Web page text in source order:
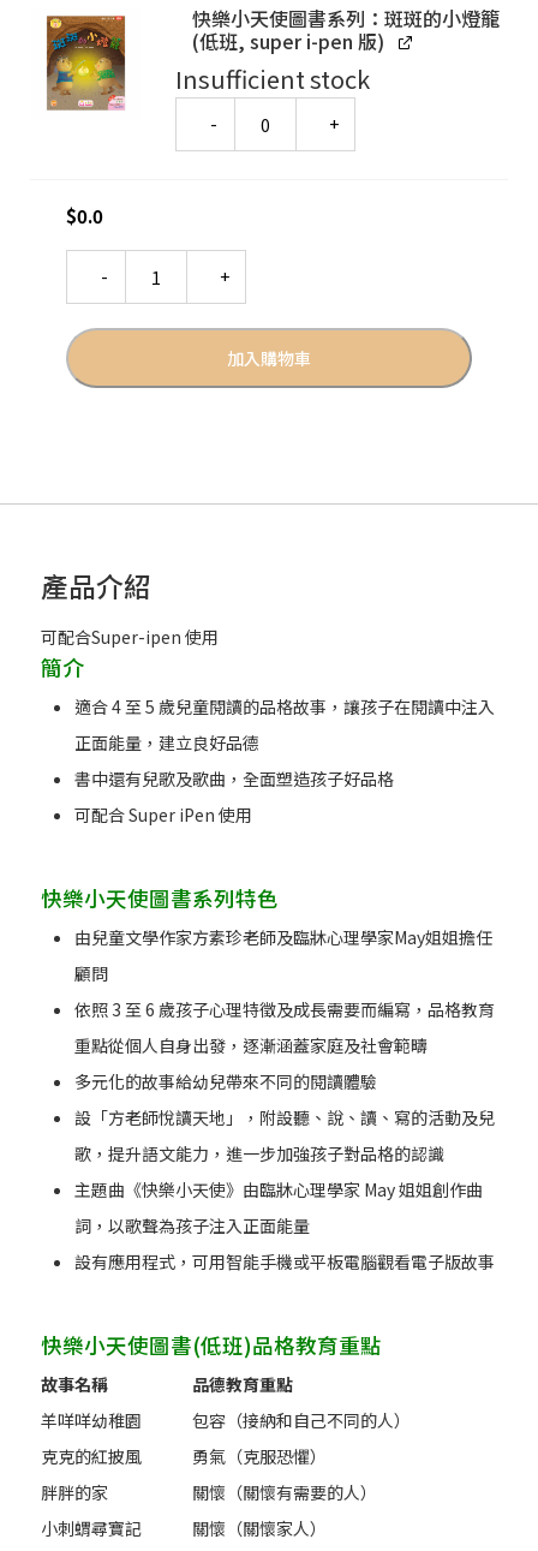
快樂小天使圖書系列：斑斑的小燈籠
(低班, super i-pen 版)
Insufficient stock
$0.0
加入購物車
產品介紹
可配合Super-ipen 使用
簡介
適合 4 至 5 歲兒童閱讀的品格故事，讓孩子在閱讀中注入
正面能量，建立良好品德
書中還有兒歌及歌曲，全面塑造孩子好品格
可配合 Super iPen 使用
快樂小天使圖書系列特色
由兒童文學作家方素珍老師及臨牀心理學家May姐姐擔任
顧問
依照 3 至 6 歲孩子心理特徵及成長需要而編寫，品格教育
重點從個人自身出發，逐漸涵蓋家庭及社會範疇
多元化的故事給幼兒帶來不同的閱讀體驗
設「方老師悅讀天地」，附設聽、說、讀、寫的活動及兒
歌，提升語文能力，進一步加強孩子對品格的認識
主題曲《快樂小天使》由臨牀心理學家 May 姐姐創作曲
詞，以歌聲為孩子注入正面能量
設有應用程式，可用智能手機或平板電腦觀看電子版故事
快樂小天使圖書(低班)品格教育重點
故事名稱
品德教育重點
羊咩咩幼稚園
包容（接納和自己不同的人）
克克的紅披風
勇氣（克服恐懼）
胖胖的家
關懷（關懷有需要的人）
小刺蝟尋寶記
關懷（關懷家人）